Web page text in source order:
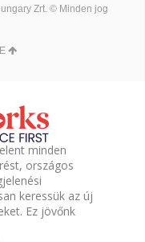
Zrt. © Minden jog
minden
országos
keressük az új
Ez jövőnk